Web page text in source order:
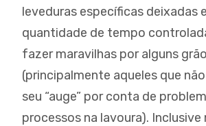
leveduras específicas deixadas
quantidade de tempo
fazer maravilhas por alguns
(principalmente aqueles que
seu “auge” por conta de
processos na lavoura).